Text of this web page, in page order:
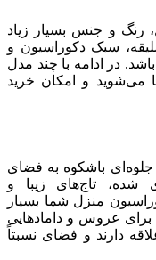
رنگ و جنس بسیار زیاد
سبک دکوراسیون و
در ادامه با چند مدل
می‌شوید و امکان خرید
باشکوه به فضای
شده، تاج‌های زیبا و
منزل شما بسیار
عروس و دامادهایی
دارند و فضای نسبتاً